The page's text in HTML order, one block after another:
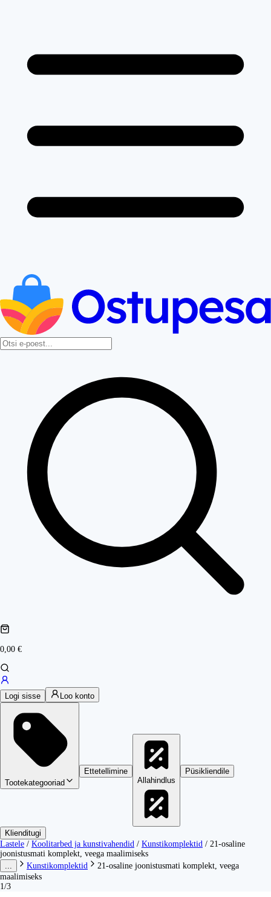
0,00 €
Logi sisse Loo konto
Tootekategooriad
Ettetellimine
Allahindlus
Püsikliendile
Klienditugi
Lastele / Koolitarbed ja kunstivahendid / Kunstikomplektid / 21-osaline
joonistusmati komplekt, veega maalimiseks
Kunstikomplektid
21-osaline joonistusmati komplekt, veega
maalimiseks
1/3